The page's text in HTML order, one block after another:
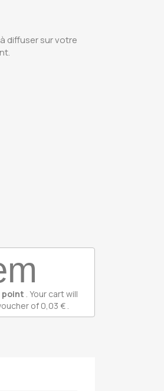
diffuser sur votre
point . Your cart will
of 0,03 € .